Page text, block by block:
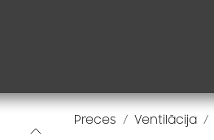
Preces Ventilācija